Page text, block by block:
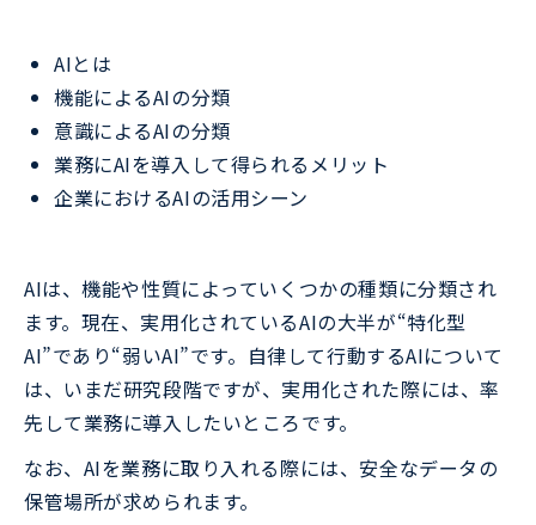
AIとは
機能によるAIの分類
意識によるAIの分類
業務にAIを導入して得られるメリット
企業におけるAIの活用シーン
AIは、機能や性質によっていくつかの種類に分類され
ます。現在、実用化されているAIの大半が“特化型
AI”であり“弱いAI”です。自律して行動するAIについて
は、いまだ研究段階ですが、実用化された際には、率
先して業務に導入したいところです。
なお、AIを業務に取り入れる際には、安全なデータの
保管場所が求められます。